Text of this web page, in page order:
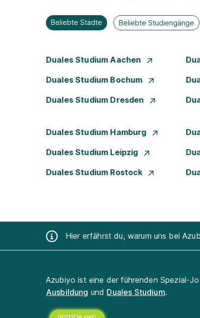
Beliebte Städte Beliebte Studiengänge
Duales Studium Aachen
Duales Studium Bochum
Duales Studium Dresden
Duales Studium Hamburg
Duales Studium Leipzig
Duales Studium Rostock
Hier erfährst du, warum uns bei
Azubiyo ist eine der führenden Spezial-
Ausbildung und Duales Studium.